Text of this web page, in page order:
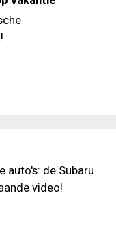
auto's: de Subaru
video!